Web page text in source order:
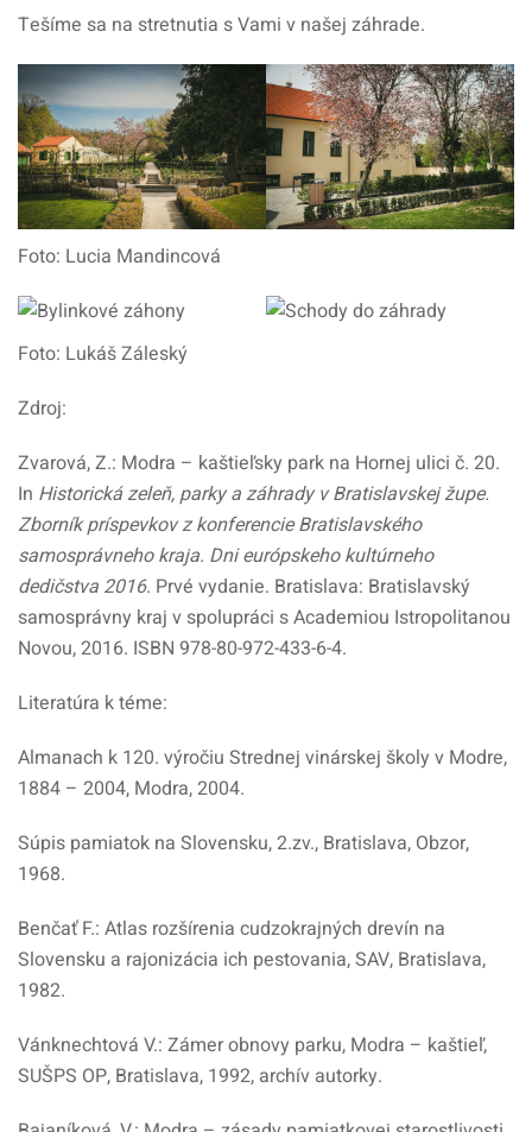
Tešíme sa na stretnutia s Vami v našej záhrade.
Foto: Lucia Mandincová
Foto: Lukáš Záleský
Zdroj:
Zvarová, Z.: Modra – kaštieľsky park na Hornej ulici č. 20.
In Historická zeleň, parky a záhrady v Bratislavskej župe.
Zborník príspevkov z konferencie Bratislavského
samosprávneho kraja. Dni európskeho kultúrneho
dedičstva 2016. Prvé vydanie. Bratislava: Bratislavský
samosprávny kraj v spolupráci s Academiou Istropolitanou
Novou, 2016. ISBN 978-80-972-433-6-4.
Literatúra k téme:
Almanach k 120. výročiu Strednej vinárskej školy v Modre,
1884 – 2004, Modra, 2004.
Súpis pamiatok na Slovensku, 2.zv., Bratislava, Obzor,
1968.
Benčať F.: Atlas rozšírenia cudzokrajných drevín na
Slovensku a rajonizácia ich pestovania, SAV, Bratislava,
1982.
Vánknechtová V.: Zámer obnovy parku, Modra – kaštieľ,
SUŠPS OP, Bratislava, 1992, archív autorky.